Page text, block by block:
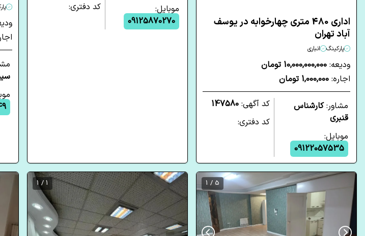
اداری 480 متری چهارخوابه در یوسف
آباد تهران
پارکینگ انباری
ودیعه: 10,000,000,000 تومان
اجاره: 1,000,000 تومان
مشاور:کارشناس
قنبری
موبایل:
09122057535
کد آگهی: 147580
کد دفتری:
موبایل:
09125870270
کد دفتری:
5 / 1
1 / 1